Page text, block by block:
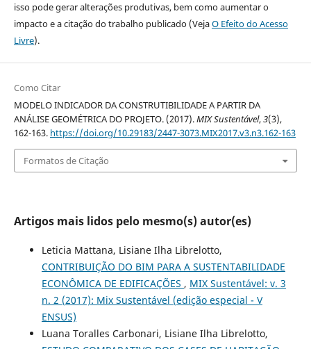
isso pode gerar alterações produtivas, bem como aumentar o
impacto e a citação do trabalho publicado (VejaO Efeito do Acesso
Livre).
Como Citar
MODELO INDICADOR DA CONSTRUTIBILIDADE A PARTIR DA
ANÁLISE GEOMÉTRICA DO PROJETO. (2017).MIX Sustentável,3(3),
162-163. https://doi.org/10.29183/2447-3073.MIX2017.v3.n3.162-163
Formatos de Citação
Artigos mais lidos pelo mesmo(s) autor(es)
Leticia Mattana, Lisiane Ilha Librelotto,
CONTRIBUIÇÃO DO BIM PARA A SUSTENTABILIDADE
ECONÔMICA DE EDIFICAÇÕES , MIX Sustentável: v. 3
n. 2 (2017): Mix Sustentável (edição especial - V
ENSUS)
Luana Toralles Carbonari, Lisiane Ilha Librelotto,